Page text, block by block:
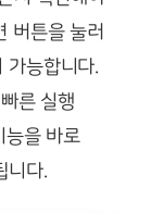
버튼을 눌러
가능합니다.
른 실행
능을 바로
니다.